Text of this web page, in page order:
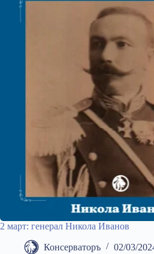
2 март: генерал Никола Иванов
Консерваторъ 02/03/